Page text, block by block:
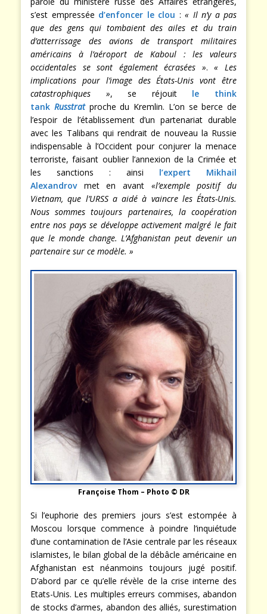
s’est empressée d’enfoncer le clou : « Il n’y a pas
que des gens qui tombaient des ailes et du train
d’atterrissage des avions de transport militaires
américains à l’aéroport de Kaboul : les valeurs
occidentales se sont également écrasées ».« Les
implications pour l’image des États-Unis vont être
catastrophiques », se réjouit le think
tank Russtratproche du Kremlin. L’on se berce de
l’espoir de l’établissement d’un partenariat durable
avec les Talibans qui rendrait de nouveau la Russie
indispensable à l’Occident pour conjurer la menace
terroriste, faisant oublier l’annexion de la Crimée et
les sanctions : ainsi l’expert Mikhail
Alexandrovmet en avant «l’exemple positif du
Vietnam, que l’URSS a aidé à vaincre les États-Unis.
Nous sommes toujours partenaires, la coopération
entre nos pays se développe activement malgré le fait
que le monde change. L’Afghanistan peut devenir un
partenaire sur ce modèle. »
Françoise Thom – Photo © DR
Si l’euphorie des premiers jours s’est estompée à
Moscou lorsque commence à poindre l’inquiétude
d’une contamination de l’Asie centrale par les réseaux
islamistes, le bilan global de la débâcle américaine en
Afghanistan est néanmoins toujours jugé positif.
D’abord par ce qu’elle révèle de la crise interne des
Etats-Unis. Les multiples erreurs commises, abandon
de stocks d’armes, abandon des alliés, surestimation